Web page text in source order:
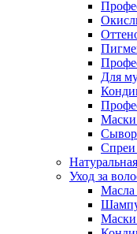
Для
Маски
Спреи
Уход за
Масла
Маски